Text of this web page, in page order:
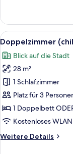
Zimmer,
Terrasse,
Meerblick
Alle
Fotos
für
Doppelzimmer
(child
extra
bed)
anzeigen
5
Doppelzimmer
Blick auf die Stadt
28 m²
1 Schlafzimmer
Platz für 3
1 Doppelbett
Kostenloses WLAN
Weitere Details
Weitere